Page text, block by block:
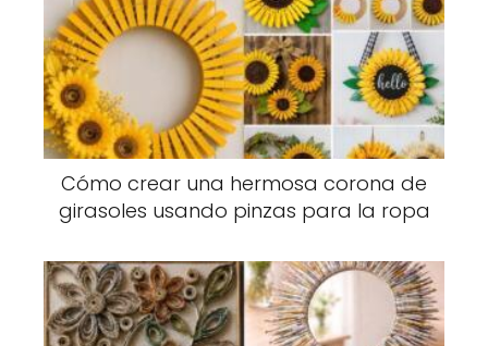
Cómo crear una hermosa corona de
girasoles usando pinzas para la ropa